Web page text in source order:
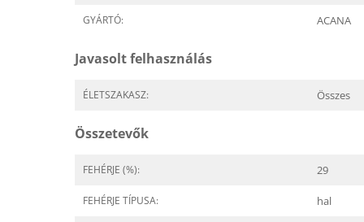
GYÁRTÓ: ACANA
Javasolt felhasználás
ÉLETSZAKASZ: Összes
Összetevők
FEHÉRJE (%): 29
FEHÉRJE TÍPUSA: hal